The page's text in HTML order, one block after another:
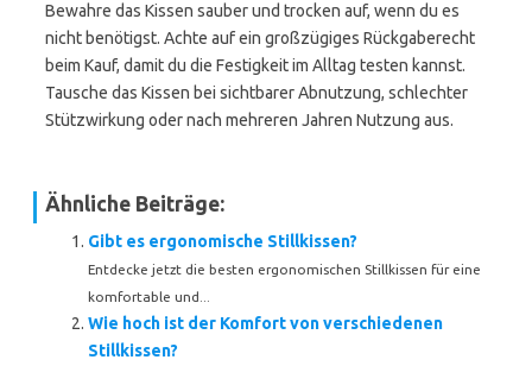
Bewahre das Kissen sauber und trocken auf, wenn du es
nicht benötigst. Achte auf ein großzügiges Rückgaberecht
beim Kauf, damit du die Festigkeit im Alltag testen kannst.
Tausche das Kissen bei sichtbarer Abnutzung, schlechter
Stützwirkung oder nach mehreren Jahren Nutzung aus.
Ähnliche Beiträge:
Gibt es ergonomische Stillkissen?
Entdecke jetzt die besten ergonomischen Stillkissen für eine
komfortable und...
Wie hoch ist der Komfort von verschiedenen
Stillkissen?